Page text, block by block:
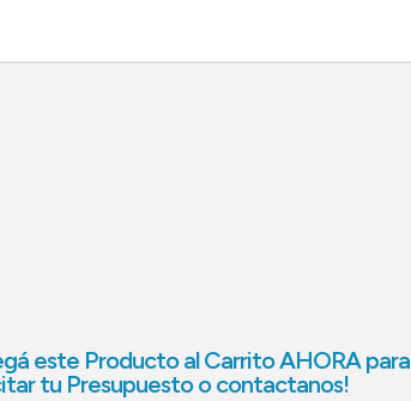
este Producto al Carrito AHORA para
tu Presupuesto o contactanos!